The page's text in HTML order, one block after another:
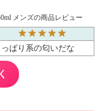
メンズの商品レビュー
ぱり系の匂いだな